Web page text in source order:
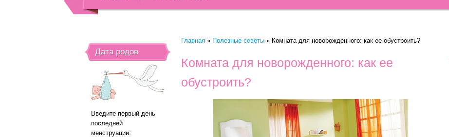
Главная » Полезные советы » Комната для новорожденного: как ее обустроить?
Комната для новорожденного: как ее
обустроить?
Дата родов
Введите первый день
последней
менструации: